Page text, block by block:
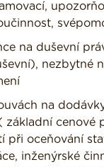
na duševní
nezbytné
na
základní cenové
při oceňování
inženýrské